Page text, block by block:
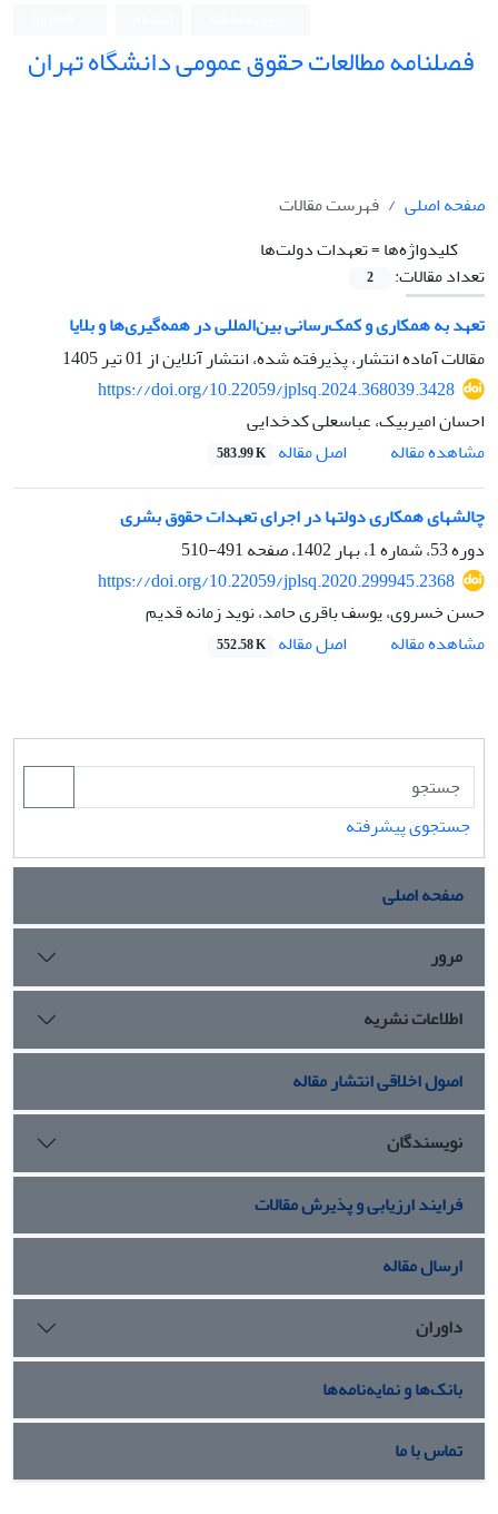
فصلنامه مطالعات حقوق عمومی دانشگاه تهران
صفحه اصلی
فهرست مقالات
کلیدواژه‌ها =تعهدات دولت‌ها
تعداد مقالات:
2
تعهد به همکاری و کمک‌رسانی بین‌المللی در همه‌گیری‌ها و بلایا
مقالات آماده انتشار، پذیرفته شده، انتشار آنلاین از01 تیر 1405
https://doi.org/10.22059/jplsq.2024.368039.3428
احسان امیربیک، عباسعلی کدخدایی
مشاهده مقاله
اصل مقاله 583.99 K
چالش‏های همکاری دولت‏ها در اجرای تعهدات حقوق بشری
دوره 53، شماره 1، بهار 1402، صفحه
491-510
https://doi.org/10.22059/jplsq.2020.299945.2368
حسن خسروی، یوسف باقری حامد، نوید زمانه قدیم
مشاهده مقاله
اصل مقاله 552.58 K
جستجوی پیشرفته
صفحه اصلی
مرور
اطلاعات نشریه
اصول اخلاقی انتشار مقاله
نویسندگان
فرایند ارزیابی و پذیرش مقالات
ارسال مقاله
داوران
بانک‌ها و نمایه‌نامه‌ها
تماس با ما